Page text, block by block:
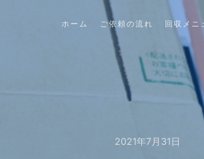
ホーム ご依頼の流れ 回収メニ
2021年7月31日